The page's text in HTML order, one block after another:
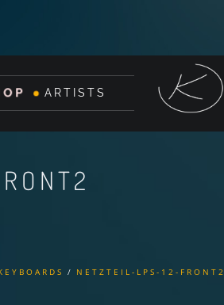
ARTISTS
NETZTEIL-LPS-12-FRONT2